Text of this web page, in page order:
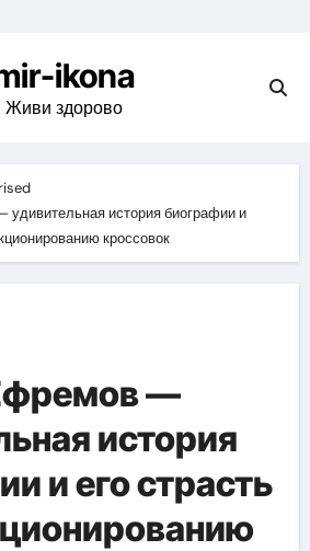
ikona
Живи здорово
история биографии и
кроссовок
—
история
и его страсть